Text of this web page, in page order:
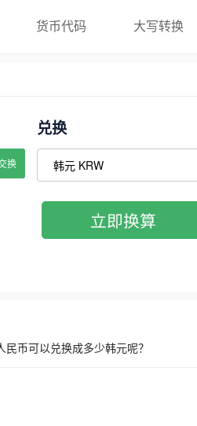
货币代码 大写转换
换
兑换
立即换算
币可以兑换成多少韩元呢？